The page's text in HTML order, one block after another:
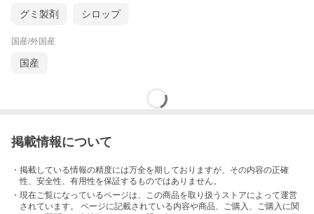
グミ製剤 シロップ
国産/外国産
国産
掲載情報について
・掲載している情報の精度には万全を期しておりますが、その内容の正確
性、安全性、有用性を保証するものではありません。
・現在ご覧になっているページは、この商品を取り扱うストアによって運営
されています。 ページに記載されている内容や商品、ご購入 、ご購入に関